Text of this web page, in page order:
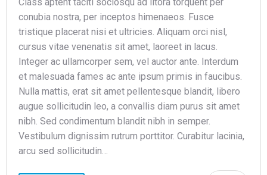
conubia nostra, per inceptos himenaeos. Fusce
tristique placerat nisi et ultricies. Aliquam orci nisl,
cursus vitae venenatis sit amet, laoreet in lacus.
Integer ac ullamcorper sem, vel auctor ante. Interdum
et malesuada fames ac ante ipsum primis in faucibus.
Nulla mattis, erat sit amet pellentesque blandit, libero
augue sollicitudin leo, a convallis diam purus sit amet
nibh. Sed condimentum blandit nibh in semper.
Vestibulum dignissim rutrum porttitor. Curabitur lacinia,
arcu sed sollicitudin…